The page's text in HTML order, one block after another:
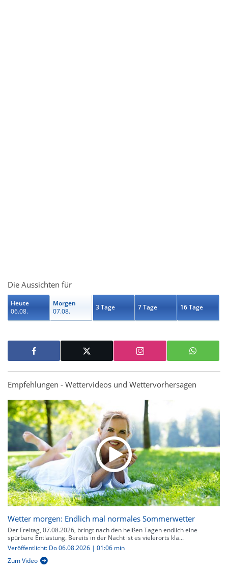
Die Aussichten für
Heute
06.08.
Morgen
07.08.
3 Tage 7 Tage 16 Tage
Empfehlungen - Wettervideos und Wettervorhersagen
Wetter morgen: Endlich mal normales Sommerwetter
Der Freitag, 07.08.2026, bringt nach den heißen Tagen endlich eine
spürbare Entlastung. Bereits in der Nacht ist es vielerorts kla...
Veröffentlicht: Do 06.08.2026 | 01:06 min
Zum Video